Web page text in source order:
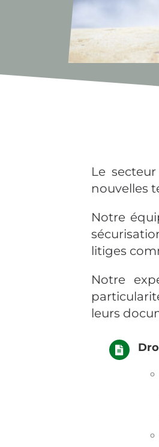
Le
nouvelles
Notre
litiges
Notre
leurs